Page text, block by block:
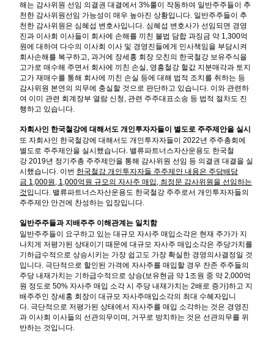
해는 감사위원 선임 의결권 대결에서3%룰이 작동하여 일반주주들이 추
천한 감사위원선임 가능성이 매우 높아진 상황입니다. 일반주주들이 추
천한 감사위원은 심혜섭 변호사입니다.심혜섭 변호사가 선임되면 경영
진과 이사회 이사들이 회사에 손해를 끼친 불법 담합 과징금 약 1,300억
원에 대하여 다수의 이사회 이사 및 경영진들에게 민사책임을 부담시켜
회사손해를 복구하고,과거에 장세홍 회장 모친의 한국철강 보유주식을
고가로 매수해 주면서 회사에 끼친 손실 , 영흥철강 헐값 지분매각과 토지
고가 재매수를 통해 회사에 끼친 손실 등에 대해 법적 조치를 취하는 등
감사위원 본연의 의무에 충실할 것으로 판단하고 있습니다. 이와 관련하
여 이미 관련 회계장부 열람 신청, 관련 주주대표소송 등 법적 절차도 진
행하고 있습니다.
자회사인 한국철강에 대해서도 개인투자자들이 별도로 주주제안을 실시
또 자회사인 한국철강에 대해서도 개인투자자들이2022년 주주총회에
별도로 주주제안을 실시했습니다. 밸류파트너스자산운용도 한국철
강2019년 정기주총 주주제안을 통해 감사위원 선임 등 의결권 대결을 실
시했습니다. 이번 한국철강 개인투자자들 주주제안 내용은 주당배당
금 1,000원 , 1,000억원 규모의 자사주 매입 , 최정문 감사위원을 선임하는
것입니다. 밸류파트너스자산운용도 한국철강 주주로서 개인투자자들의
주주제안 안건에 찬성하는 입장입니다.
일반주주들과 지배주주 이해관계는 일치함
일반주주들이 요구하고 있는 대규모 자사주 매입소각은 현재 주가가 지
나치게 저평가된 상태이기 때문에 대규모 자사주 매입소각은 주당가치를
기하급수적으로 상승시키는 가장 쉽고도 가장 확실한 경영의사결정일 것
입니다. 극단적으로 할인된 가격에 자사주를 매입할 경우 잔존 주주들의
주당 내재가치는 기하급수적으로 상승(보유현금 약 1조원 중 약2,000억
원 정도로 50%자사주 매입 소각 시 주당 내재가치는2배로 증가)하고 지
배주주인 장세홍 회장이 대규모 자사주매입소각의 최대 수혜자입니
다. 극단적으로 저평가된 상태에서 자사주를 매입 소각하는 것은 경영진
과 이사회 이사들의 선관의무이며 , 거꾸로 방치하는 것은 선관의무를 위
반하는 것입니다.